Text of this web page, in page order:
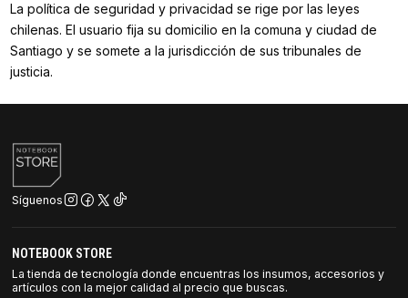
La política de seguridad y privacidad se rige por las leyes
chilenas. El usuario fija su domicilio en la comuna y ciudad de
Santiago y se somete a la jurisdicción de sus tribunales de
justicia.
Síguenos
NOTEBOOK STORE
La tienda de tecnología donde encuentras los insumos, accesorios y
artículos con la mejor calidad al precio que buscas.